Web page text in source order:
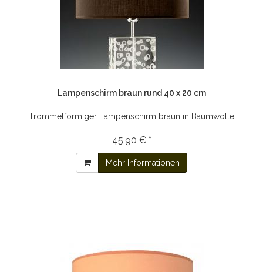
Lampenschirm braun rund 40 x 20 cm
Trommelförmiger Lampenschirm braun in Baumwolle
45,90 € *
Mehr Informationen